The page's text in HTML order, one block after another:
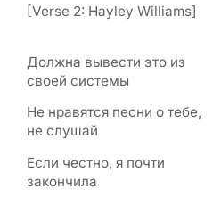
[Verse 2: Hayley Williams]
Должна вывести это из
своей системы
Не нравятся песни о тебе,
не слушай
Если честно, я почти
закончила